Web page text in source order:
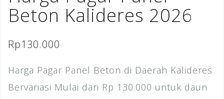
Beton Kalideres 2026
Rp130.000
Harga Pagar Panel Beton di Daerah Kalideres
Bervariasi Mulai dari Rp 130.000 untuk daun